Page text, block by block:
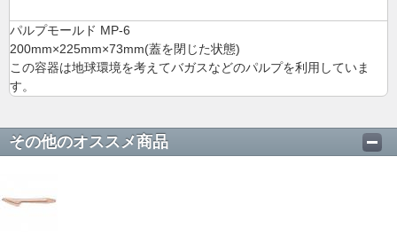
パルプモールド MP-6
200mm×225mm×73mm(蓋を閉じた状態)
この容器は地球環境を考えてバガスなどのパルプを利用していま
す。
その他のオススメ商品